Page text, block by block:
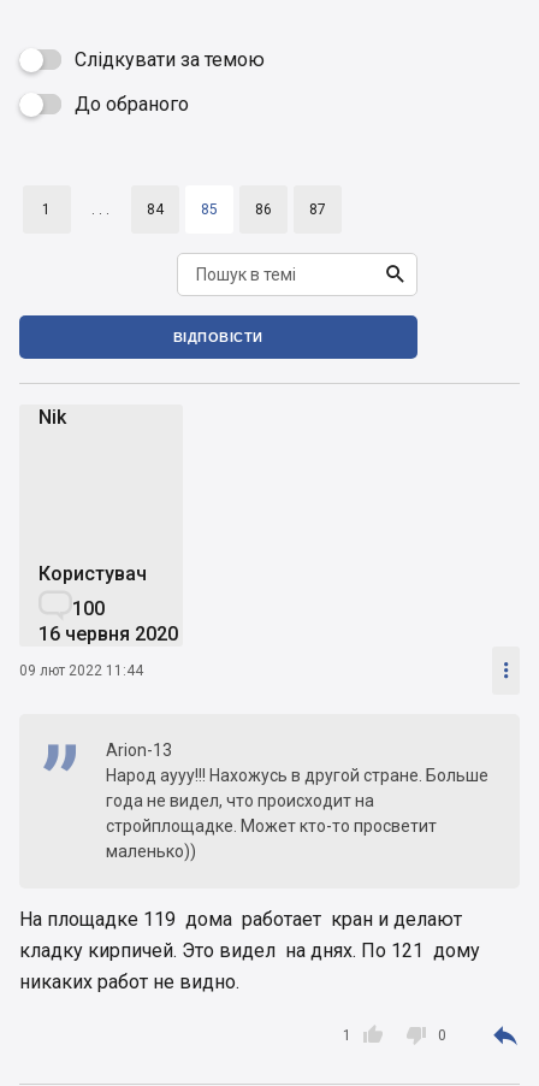
Слідкувати за темою
 До обраного
1 . . . 84 85 86 87

ВІДПОВІСТИ
Nik
Користувач
100
16 червня 2020
09 лют 2022 11:44 
Arion-13
Народ аууу!!! Нахожусь в другой стране. Больше
года не видел, что происходит на
стройплощадке. Может кто-то просветит
маленько))
На площадке 119 дома работает кран и делают
кладку кирпичей. Это видел на днях. По 121 дому
никаких работ не видно.

1  0 